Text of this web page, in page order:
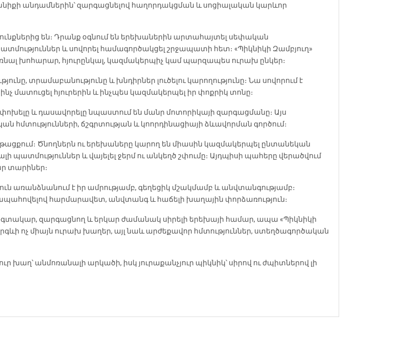
անդամներին՝ զարգացնելով հաղորդակցման և սոցիալական կարևոր
են։ Դրանք օգնում են երեխաներին արտահայտել սեփական
և սովորել համագործակցել շրջապատի հետ։ «Պիկնիկի Զամբյուղ»
խոհարար, հյուրընկալ, կազմակերպիչ կամ պարզապես ուրախ ընկեր։
տրամաբանությունը և խնդիրներ լուծելու կարողությունը։ Նա սովորում է
մատուցել հյուրերին և ինչպես կազմակերպել իր փոքրիկ տոնը։
և դասավորելը նպաստում են մանր մոտորիկայի զարգացմանը։ Այս
հմտությունների, ճշգրտության և կոորդինացիայի ձևավորման գործում։
Ծնողներն ու երեխաները կարող են միասին կազմակերպել ընտանեկան
պատմություններ և վայելել ջերմ ու անկեղծ շփումը։ Այդպիսի պահերը վերածվում
տարիներ։
է իր ամրությամբ, գեղեցիկ մշակմամբ և անվտանգությամբ։
հարմարավետ, անվտանգ և հաճելի խաղային փորձառություն։
զարգացնող և երկար ժամանակ սիրելի երեխայի համար, ապա «Պիկնիկի
ոչ միայն ուրախ խաղեր, այլ նաև արժեքավոր հմտություններ, ստեղծագործական
խաղ՝ անմոռանալի արկածի, իսկ յուրաքանչյուր պիկնիկ՝ սիրով ու ժպիտներով լի